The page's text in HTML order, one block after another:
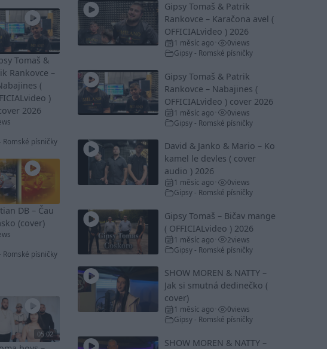
Tomaš &
Rankovce –
(
)
2026
Romské písničky
DB – Čau
(cover)
Romské písničky
05:02
Gipsy Tomaš & Patrik
Rankovce – Karačona avel (
OFFICIALvideo ) 2026
1 měsíc ago 0views
Gipsy - Romské písničky
Gipsy Tomaš & Patrik
Rankovce – Nabajines (
OFFICIALvideo ) cover 2026
1 měsíc ago 0views
Gipsy - Romské písničky
David & Janko & Mario – Ko
kamel le devles ( cover
audio ) 2026
1 měsíc ago 0views
Gipsy - Romské písničky
Gipsy Tomaš – Bičav mange
( OFFICIALvideo ) 2026
1 měsíc ago 2views
Gipsy - Romské písničky
SHOW MOREN & NATTY –
Jak si smutná dedinečko (
cover)
1 měsíc ago 0views
Gipsy - Romské písničky
SHOW MOREN & NATTY –